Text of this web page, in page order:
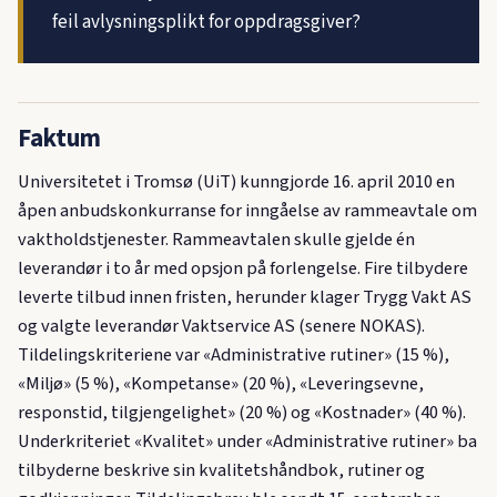
feil avlysningsplikt for oppdragsgiver?
Faktum
Universitetet i Tromsø (UiT) kunngjorde 16. april 2010 en
åpen anbudskonkurranse for inngåelse av rammeavtale om
vaktholdstjenester. Rammeavtalen skulle gjelde én
leverandør i to år med opsjon på forlengelse. Fire tilbydere
leverte tilbud innen fristen, herunder klager Trygg Vakt AS
og valgte leverandør Vaktservice AS (senere NOKAS).
Tildelingskriteriene var «Administrative rutiner» (15 %),
«Miljø» (5 %), «Kompetanse» (20 %), «Leveringsevne,
responstid, tilgjengelighet» (20 %) og «Kostnader» (40 %).
Underkriteriet «Kvalitet» under «Administrative rutiner» ba
tilbyderne beskrive sin kvalitetshåndbok, rutiner og